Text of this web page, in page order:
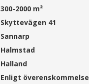
300-2000 m²
Skyttevägen 41
Sannarp
Halmstad
Halland
Enligt överenskommelse